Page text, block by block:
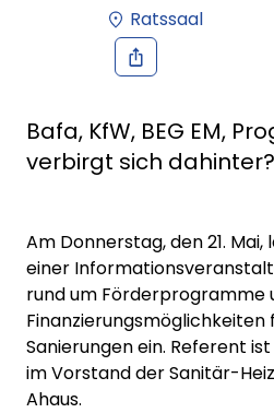
Ratssaal
Bafa, KfW, BEG EM,
verbirgt sich dahinter?
Am Donnerstag, den 21.
einer
rund um Förderprogramme
Sanierungen ein. Referent
im Vorstand der Sanitär-
Ahaus.